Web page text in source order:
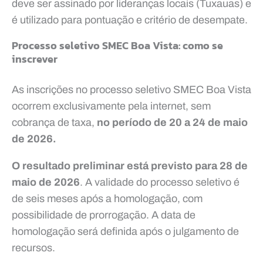
deve ser assinado por lideranças locais (Tuxauas) e
é utilizado para pontuação e critério de desempate.
Processo seletivo SMEC Boa Vista: como se
inscrever
As inscrições no processo seletivo SMEC Boa Vista
ocorrem exclusivamente pela internet, sem
cobrança de taxa, no período de 20 a 24 de maio
de 2026.
O resultado preliminar está previsto para 28 de
maio de 2026. A validade do processo seletivo é
de seis meses após a homologação, com
possibilidade de prorrogação. A data de
homologação será definida após o julgamento de
recursos.